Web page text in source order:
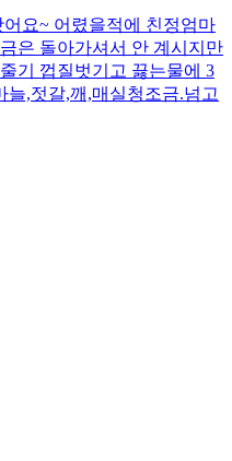
요~ 어렸을적에 친정엄마
은 돌아가셔서 안 계시지만
기 껍질벗기고 끓는물에 3
,젓갈,깨,매실청조금.넘고